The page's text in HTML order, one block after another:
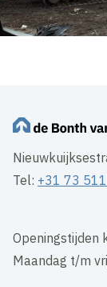
Tel: +31 73
Openingstijden
Maandag t/m